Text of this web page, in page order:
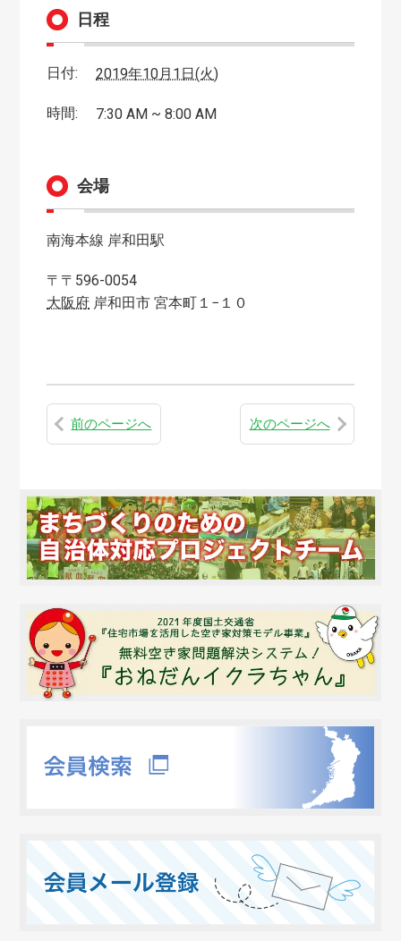
日程
日付: 2019年10月1日(火)
時間: 7:30 AM ~ 8:00 AM
会場
南海本線 岸和田駅
〒〒596-0054
大阪府 岸和田市 宮本町１−１０
前のページへ 次のページへ